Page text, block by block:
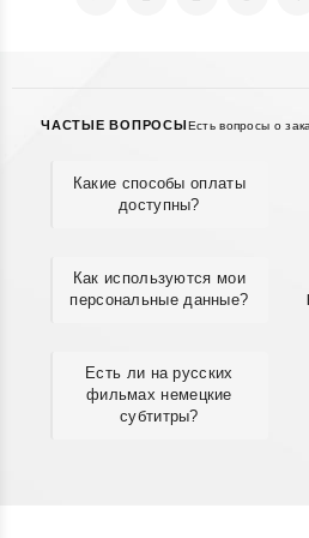
ЧАСТЫЕ ВОПРОСЫ Есть вопросы о
Какие способы оплаты
доступны?
Как используются мои
персональные данные?
Есть ли на русских
фильмах немецкие
субтитры?